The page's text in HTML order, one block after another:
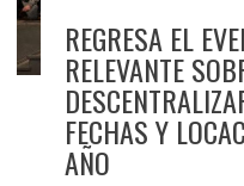
REGRESA EL
RELEVANTE
FECHAS Y
AÑO